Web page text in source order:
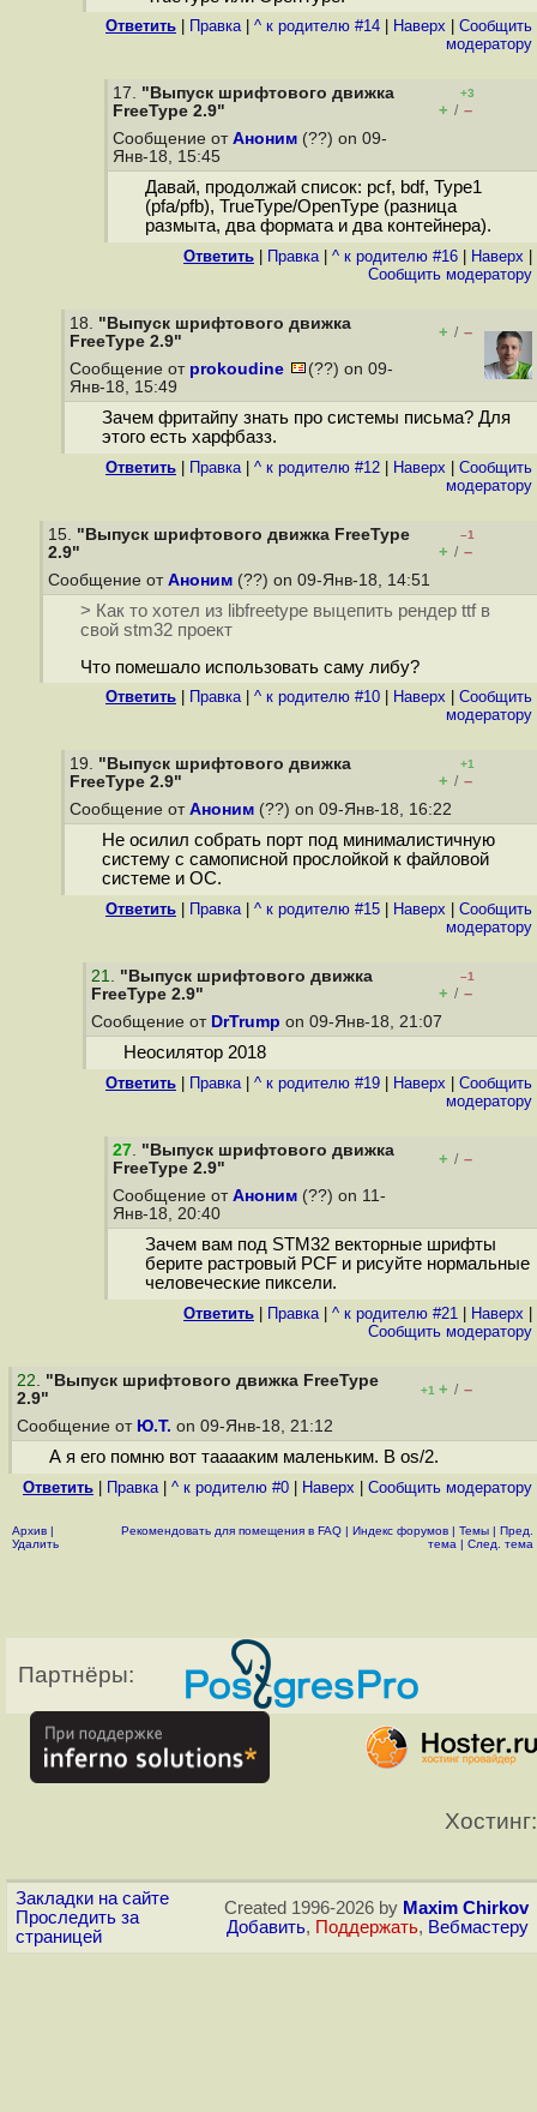
Ответить Правка| ^ к родителю #14 Наверх
Cообщить
модератору
17. "Выпуск шрифтового движка
FreeType 2.9"
+3
+ / –
Сообщение от Аноним (??) on 09-
Янв-18, 15:45
Давай, продолжай список: pcf, bdf, Type1
(pfa/pfb), TrueType/OpenType (разница
размыта, два формата и два контейнера).
Ответить Правка| ^ к родителю #16 Наверх
Cообщить модератору
18. "Выпуск шрифтового движка
FreeType 2.9"
+ / –
Сообщение от prokoudine
(??) on 09-
Янв-18, 15:49
Зачем фритайпу знать про системы письма? Для
этого есть харфбазз.
Ответить Правка| ^ к родителю #12 Наверх
Cообщить
модератору
15. "Выпуск шрифтового движка FreeType
2.9"
–1
+ / –
Сообщение от Аноним (??) on 09-Янв-18, 14:51
> Как то хотел из libfreetype выцепить рендер ttf в
свой stm32 проект
Что помешало использовать саму либу?
Ответить Правка| ^ к родителю #10 Наверх
Cообщить
модератору
19. "Выпуск шрифтового движка
FreeType 2.9"
+1
+ / –
Сообщение от Аноним (??) on 09-Янв-18, 16:22
Не осилил собрать порт под минималистичную
систему с самописной прослойкой к файловой
системе и ОС.
Ответить Правка| ^ к родителю #15 Наверх
Cообщить
модератору
21. "Выпуск шрифтового движка
FreeType 2.9"
–1
+ / –
Сообщение от DrTrump on 09-Янв-18, 21:07
Неосилятор 2018
Ответить Правка| ^ к родителю #19 Наверх
Cообщить
модератору
27. "Выпуск шрифтового движка
FreeType 2.9"
+ / –
Сообщение от Аноним (??) on 11-
Янв-18, 20:40
Зачем вам под STM32 векторные шрифты
берите растровый PCF и рисуйте нормальные
человеческие пиксели.
Ответить Правка| ^ к родителю #21 Наверх
Cообщить модератору
22. "Выпуск шрифтового движка FreeType
2.9"
+1 + / –
Сообщение от Ю.Т. on 09-Янв-18, 21:12
А я его помню вот тааааким маленьким. В os/2.
Ответить Правка| ^ к родителю #0 Наверх Cообщить модератору
Архив |
Удалить
Рекомендовать для помещения в FAQ | Индекс форумов | Темы | Пред.
тема | След. тема
Партнёры:
Хостинг:
Закладки на сайте
Проследить за
страницей
Created 1996-2026 by Maxim Chirkov
Добавить, Поддержать, Вебмастеру